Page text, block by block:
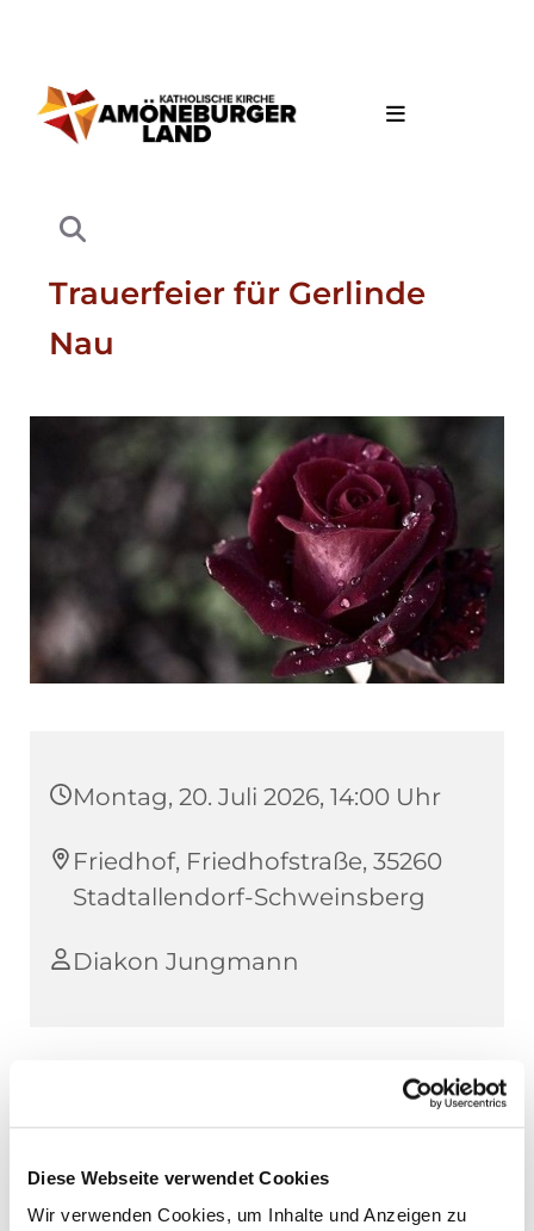
Diese Webseite verwendet Cookies
Wir verwenden Cookies, um Inhalte und Anzeigen zu
Trauerfeier für Gerlinde
Nau
Montag, 20. Juli 2026, 14:00 Uhr
Friedhof, Friedhofstraße, 35260
Stadtallendorf-Schweinsberg
Diakon Jungmann